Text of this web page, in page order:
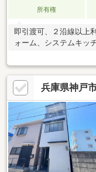
所有権
即引渡可、２沿線以上
ォーム、システムキッ
兵庫県神戸